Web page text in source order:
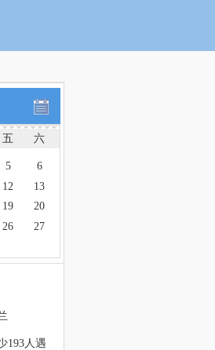
五 六
5
6
12
13
19
20
26
27
193人遇